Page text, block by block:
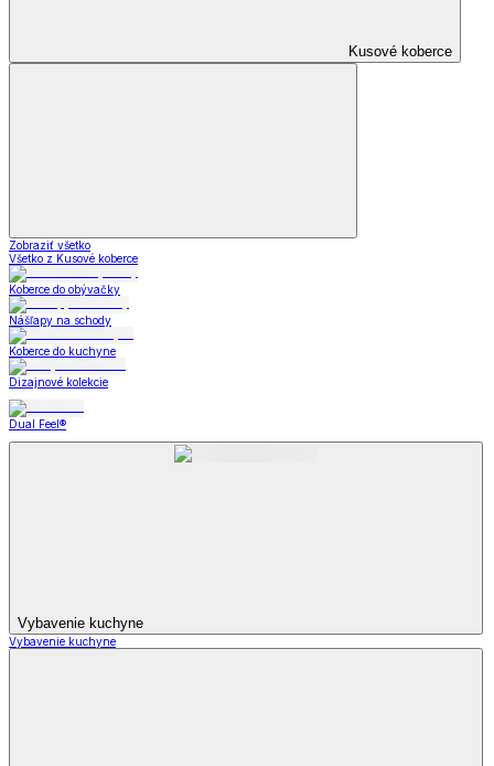
Kusové koberce
Zobraziť všetko
Všetko z Kusové koberce
Koberce do obývačky
Nášľapy na schody
Koberce do kuchyne
Dizajnové kolekcie
Dual Feel®
Vybavenie kuchyne
Vybavenie kuchyne